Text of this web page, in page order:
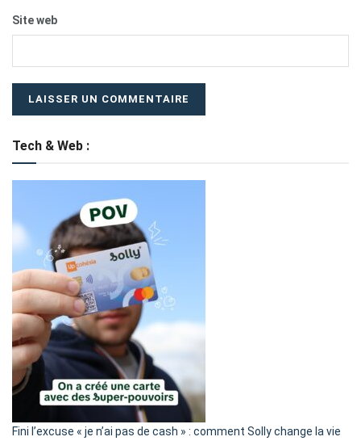
Site web
Tech & Web :
Fini l’excuse « je n’ai pas de cash » : comment Solly change la vie